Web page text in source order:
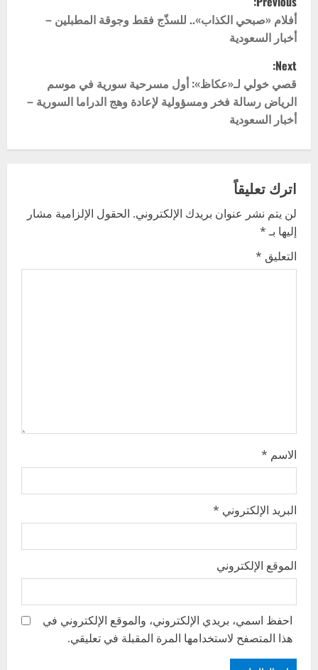
o
s
t
n
a
v
i
g
a
أفلام «صبحي الكذاب».. للسذّج فقط وجوقة المطبلين –
أخبار السعودية
Next:
قصي خولي لـ«عكاظ»: أول مسرحية سورية في موسم
الرياض رسالة فخر ومسؤولية لإعادة وهج الدراما السورية –
أخبار السعودية
اترك تعليقاً
لن يتم نشر عنوان بريدك الإلكتروني. الحقول الإلزامية مشار
إليها بـ*
التعليق *
الاسم *
البريد الإلكتروني *
الموقع الإلكتروني
احفظ اسمي، بريدي الإلكتروني، والموقع الإلكتروني في
هذا المتصفح لاستخدامها المرة المقبلة في تعليقي.